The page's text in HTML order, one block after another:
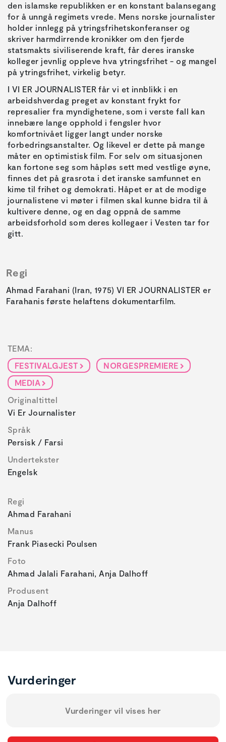
den islamske republikken er en konstant balansegang
for å unngå regimets vrede. Mens norske journalister
holder innlegg på ytringsfrihetskonferanser og
skriver harmdirrende kronikker om den fjerde
statsmakts siviliserende kraft, får deres iranske
kolleger jevnlig oppleve hva ytringsfrihet - og mangel
på ytringsfrihet, virkelig betyr.
I VI ER JOURNALISTER får vi et innblikk i en
arbeidshverdag preget av konstant frykt for
represalier fra myndighetene, som i verste fall kan
innebære lange opphold i fengsler hvor
komfortnivået ligger langt under norske
forbedringsanstalter. Og likevel er dette på mange
måter en optimistisk film. For selv om situasjonen
kan fortone seg som håpløs sett med vestlige øyne,
finnes det på grasrota i det iranske samfunnet en
kime til frihet og demokrati. Håpet er at de modige
journalistene vi møter i filmen skal kunne bidra til å
kultivere denne, og en dag oppnå de samme
arbeidsforhold som deres kollegaer i Vesten tar for
gitt.
Regi
Ahmad Farahani (Iran, 1975) VI ER JOURNALISTER er
Farahanis første helaftens dokumentarfilm.
TEMA:
FESTIVALGJEST
NORGESPREMIERE
MEDIA
Originaltittel
Vi Er Journalister
Språk
Persisk / Farsi
Undertekster
Engelsk
Regi
Ahmad Farahani
Manus
Frank Piasecki Poulsen
Foto
Ahmad Jalali Farahani, Anja Dalhoff
Produsent
Anja Dalhoff
Vurderinger
Vurderinger vil vises her